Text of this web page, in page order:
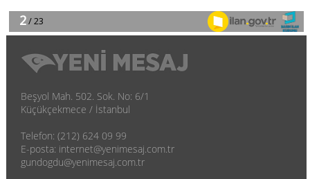
Beşyol Mah. 502. Sok. No: 6/1
Küçükçekmece / İstanbul
Telefon: (212) 624 09 99
E-posta: internet@yenimesaj.com.tr
gundogdu@yenimesaj.com.tr